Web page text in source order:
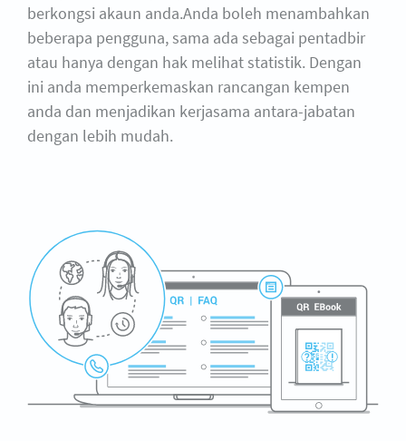
berkongsi akaun anda.Anda boleh menambahkan
beberapa pengguna, sama ada sebagai pentadbir
atau hanya dengan hak melihat statistik. Dengan
ini anda memperkemaskan rancangan kempen
anda dan menjadikan kerjasama antara-jabatan
dengan lebih mudah.